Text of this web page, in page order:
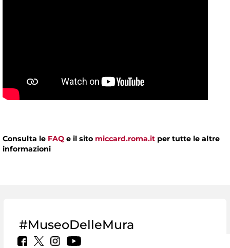
Consulta le FAQ e il sito miccard.roma.it per tutte le altre
informazioni
#MuseoDelleMura